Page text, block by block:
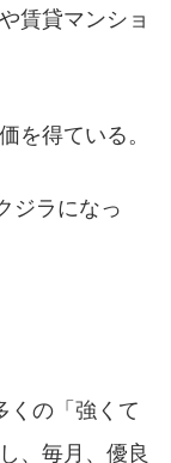
賃貸マンショ
を得ている。
ジラになっ
くの「強くて
、毎月、優良